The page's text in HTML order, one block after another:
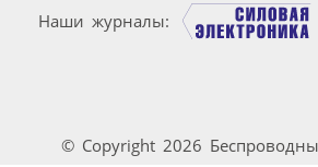
Наши журналы:
© Copyright 2026